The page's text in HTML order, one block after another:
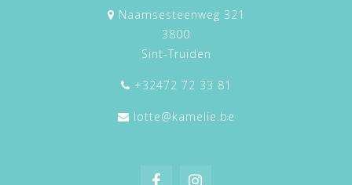
Naamsesteenweg 321
3800
Sint-Truiden
+32472 72 33 81
lotte@kamelie.be